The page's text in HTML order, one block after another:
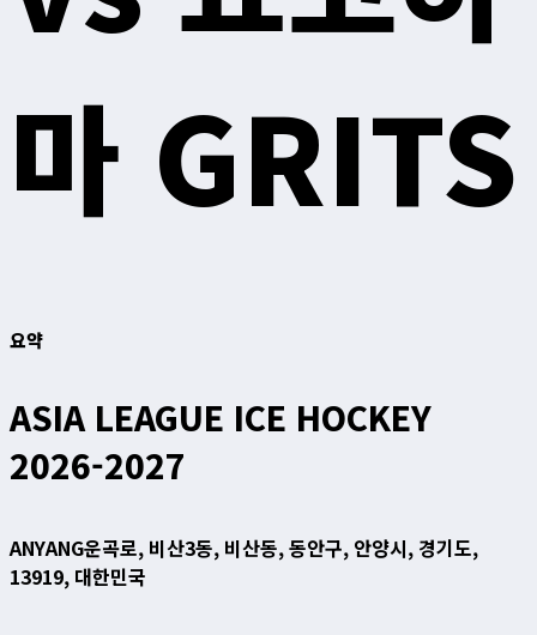
마 GRITS
요약
ASIA LEAGUE ICE HOCKEY
2026-2027
ANYANG운곡로, 비산3동, 비산동, 동안구, 안양시, 경기도,
13919, 대한민국